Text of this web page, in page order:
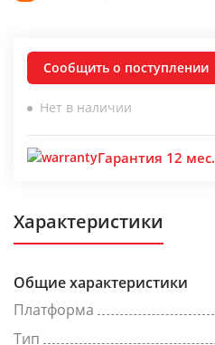
Сообщить о поступлении
Нет в наличии
Гарантия 12 мес.
Характеристики
Общие характеристики
Платформа
Тип